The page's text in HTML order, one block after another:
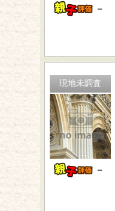
－
現地未調査
－